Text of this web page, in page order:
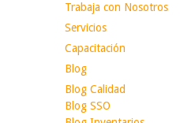
Trabaja con Nosotros
Servicios
Capacitación
Blog
Blog Calidad
Blog SSO